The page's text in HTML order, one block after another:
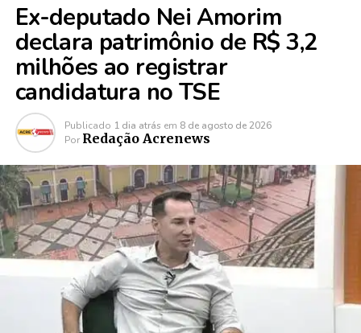
Ex-deputado Nei Amorim
declara patrimônio de R$ 3,2
milhões ao registrar
candidatura no TSE
Publicado 1 dia atrás em 8 de agosto de 2026
Por Redação Acrenews